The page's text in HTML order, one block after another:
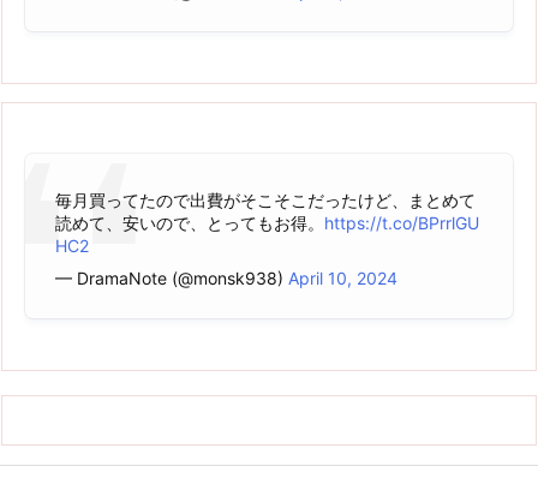
毎月買ってたので出費がそこそこだったけど、まとめて
読めて、安いので、とってもお得。 https://t.co/BPrrlGU
HC2
— DramaNote (@monsk938) April 10, 2024